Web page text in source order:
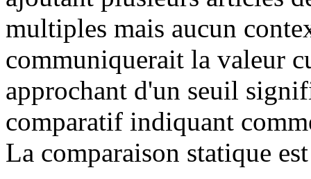
multiples mais aucun
communiquerait la valeur
approchant d'un seuil
comparatif indiquant
La comparaison statique